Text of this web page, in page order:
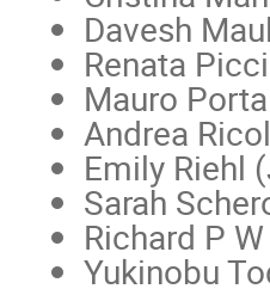
Davesh
Renata
Mauro
Andrea
Emily Riehl
Sarah
Richard P
Yukinobu